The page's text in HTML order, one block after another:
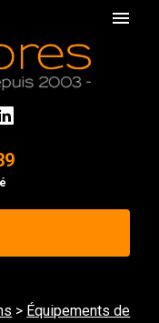
menu
> Équipements de